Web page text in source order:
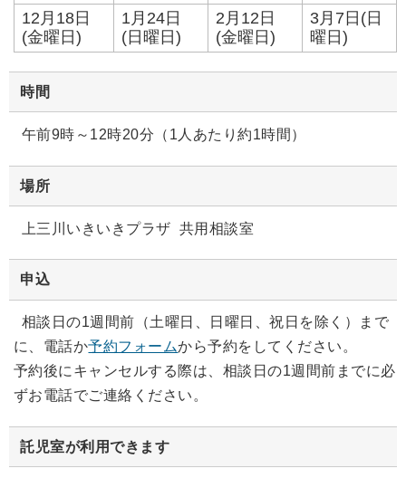
12月18日
(金曜日)
1月24日
(日曜日)
2月12日
(金曜日)
3月7日(日
曜日)
時間
午前9時～12時20分（1人あたり約1時間）
場所
上三川いきいきプラザ 共用相談室
申込
相談日の1週間前（土曜日、日曜日、祝日を除く）まで
に、電話か予約フォームから予約をしてください。
予約後にキャンセルする際は、相談日の1週間前までに必
ずお電話でご連絡ください。
託児室が利用できます